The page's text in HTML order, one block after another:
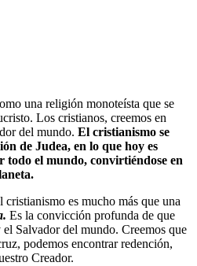
una religión monoteísta que se
Los cristianos, creemos en
del mundo. El cristianismo se
de Judea, en lo que hoy es
todo el mundo, convirtiéndose en
cristianismo es mucho más que una
Es la convicción profunda de que
Salvador del mundo. Creemos que
podemos encontrar redención,
Creador.